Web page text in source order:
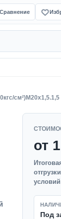
Сравнение
см²)M20x1,5.1,5
от
Под